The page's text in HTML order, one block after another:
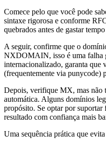
Comece pelo que você pode
sintaxe rigorosa e conforme
quebrados antes de gastar
A seguir, confirme que o
NXDOMAIN, isso é uma falha
internacionalizado, garanta que
(frequentemente via punycode)
Depois, verifique MX, mas não
automática. Alguns domínios
propósito. Se optar por
resultado com confiança mais
Uma sequência prática que